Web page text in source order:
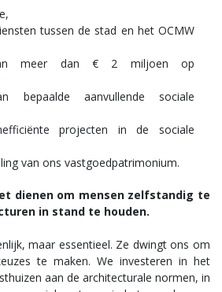
tussen de stad en het OCMW
meer dan € 2 miljoen op
bepaalde aanvullende sociale
projecten in de sociale
van ons vastgoedpatrimonium.
dienen om mensen zelfstandig te
in stand te houden.
maar essentieel. Ze dwingt ons om
te maken. We investeren in het
aan de architecturale normen, in